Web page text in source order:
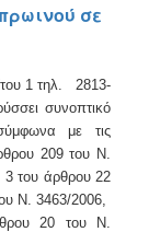
σε
1 τηλ. 2813-
συνοπτικό
με τις
209 του Ν.
3 του άρθρου 22
Ν. 3463/2006,
20 του Ν.